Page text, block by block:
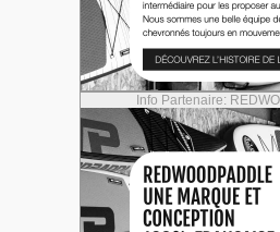
Info Partenaire: